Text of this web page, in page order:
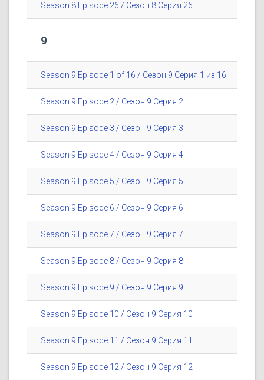
Season 8 Episode 26 / Сезон 8 Серия 26
9
Season 9 Episode 1 of 16 / Сезон 9 Серия 1 из 16
Season 9 Episode 2 / Сезон 9 Серия 2
Season 9 Episode 3 / Сезон 9 Серия 3
Season 9 Episode 4 / Сезон 9 Серия 4
Season 9 Episode 5 / Сезон 9 Серия 5
Season 9 Episode 6 / Сезон 9 Серия 6
Season 9 Episode 7 / Сезон 9 Серия 7
Season 9 Episode 8 / Сезон 9 Серия 8
Season 9 Episode 9 / Сезон 9 Серия 9
Season 9 Episode 10 / Сезон 9 Серия 10
Season 9 Episode 11 / Сезон 9 Серия 11
Season 9 Episode 12 / Сезон 9 Серия 12